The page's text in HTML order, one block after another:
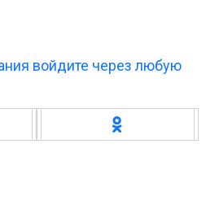
войдите через любую